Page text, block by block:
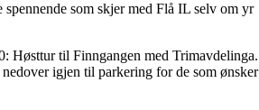
som skjer med Flå IL selv om yr
Høsttur til Finngangen med Trimavdelinga.
igjen til parkering for de som ønsker